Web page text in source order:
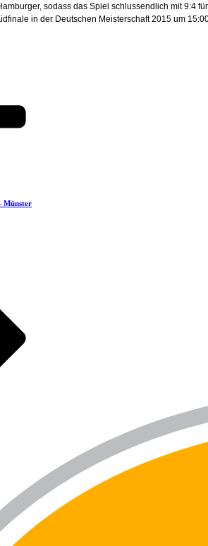
sodass das Spiel schlussendlich mit 9:4
in der Deutschen Meisterschaft 2015 um
Münster